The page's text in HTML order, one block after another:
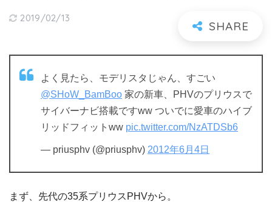
2019/02/13
よく見たら、モデリスタじゃん、すごい
@SHoW_BamBoo 家の新車、PHVのプリウスで
サイバーナビ搭載ですww ついでに愛車のハイブ
リッドフィットww pic.twitter.com/NzATDSb6
— priusphv (@priusphv) 2012年6月4日
まず、先代の35系プリウスPHVから。